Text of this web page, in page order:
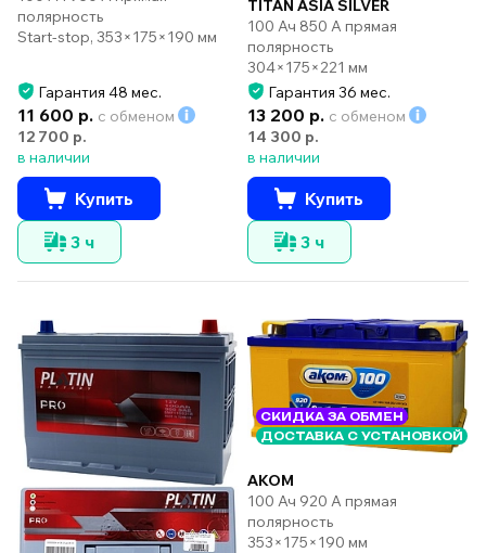
полярность
Start-stop, 353×175×190 мм
Гарантия 48 мес.
11 600 р. с обменом
12 700 р.
в наличии
Купить
3 ч
TITAN ASIA SILVER
100 Ач 850 А прямая
полярность
304×175×221 мм
Гарантия 36 мес.
13 200 р. с обменом
14 300 р.
в наличии
Купить
3 ч
СКИДКА ЗА ОБМЕН
ДОСТАВКА С УСТАНОВКОЙ
AKOM
100 Ач 920 А прямая
полярность
353×175×190 мм